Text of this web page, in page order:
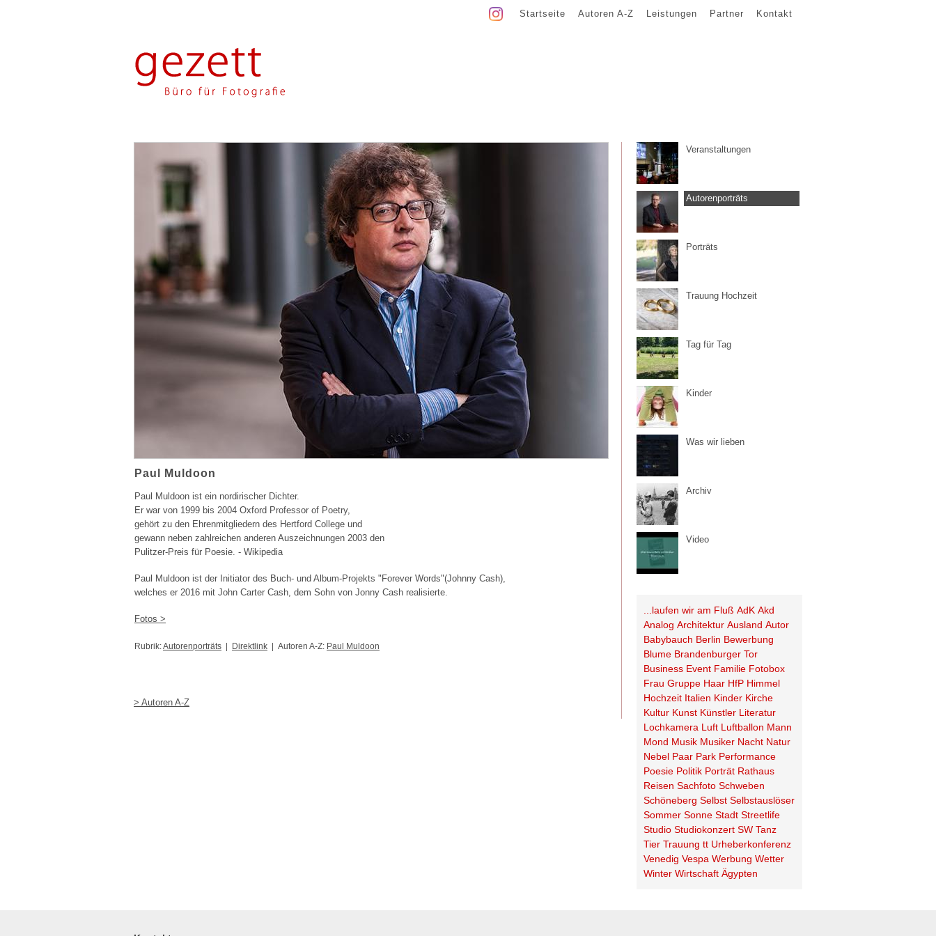
Startseite Autoren A-Z Leistungen Partner Kontakt
Paul Muldoon
Paul Muldoon ist ein nordirischer Dichter.
Er war von 1999 bis 2004 Oxford Professor of Poetry,
gehört zu den Ehrenmitgliedern des Hertford College und
gewann neben zahlreichen anderen Auszeichnungen 2003 den
Pulitzer-Preis für Poesie. - Wikipedia
Paul Muldoon ist der Initiator des Buch- und Album-Projekts "Forever Words"(Johnny Cash),
welches er 2016 mit John Carter Cash, dem Sohn von Jonny Cash realisierte.
Fotos >
Rubrik:Autorenporträts Direktlink | Autoren A-Z: Paul Muldoon
> Autoren A-Z
Veranstaltungen
Autorenporträts
Porträts
Trauung Hochzeit
Tag für Tag
Kinder
Was wir lieben
Archiv
Video
...laufen wir am Fluß AdK Akd
Analog Architektur Ausland Autor
Babybauch Berlin Bewerbung
Blume Brandenburger Tor
Business Event Familie Fotobox
Frau Gruppe Haar HfP Himmel
Hochzeit Italien Kinder Kirche
Kultur Kunst Künstler Literatur
Lochkamera Luft Luftballon Mann
Mond Musik Musiker Nacht Natur
Nebel Paar Park Performance
Poesie Politik Porträt Rathaus
Reisen Sachfoto Schweben
Schöneberg Selbst Selbstauslöser
Sommer Sonne Stadt Streetlife
Studio Studiokonzert SW Tanz
Tier Trauung tt Urheberkonferenz
Venedig Vespa Werbung Wetter
Winter Wirtschaft Ägypten